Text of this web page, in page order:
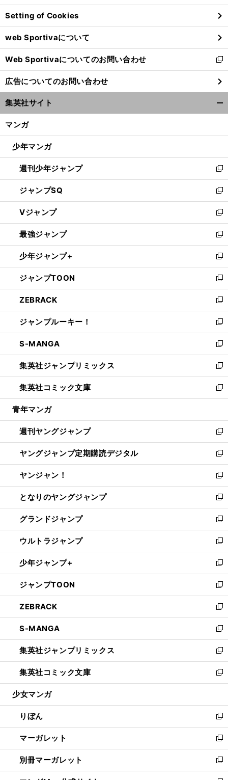
】 30 回 【
他
】
ン
ド
ウ
で
開
く
Setting of Cookies
web Sportivaについて
Web Sportivaについてのお問い合わせ
新
し
い
ウ
ィ
ン
ウ
開
く
広告についてのお問い合わせ
集英社サイト
マンガ
少年マンガ
週刊少年ジャンプ
新
し
い
ウ
ィ
ン
ド
ウ
で
開
く
ジャンプSQ
新
し
い
ウ
ィ
ン
ド
ウ
で
開
く
Vジャンプ
新
し
い
ウ
ィ
ン
ド
ウ
で
開
く
最強ジャンプ
新
し
い
ウ
ィ
ン
ド
ウ
で
開
く
少年ジャンプ+
新
し
い
ウ
ィ
ン
ド
ウ
で
開
く
ジャンプTOON
新
し
い
ウ
ィ
ン
ド
ウ
で
開
く
ZEBRACK
新
し
い
ウ
ィ
ン
ド
ウ
で
開
ジャンプルーキー！
新
し
い
ウ
ィ
ン
ド
ウ
開
く
S-MANGA
新
し
い
ウ
ィ
ン
ウ
で
開
く
集英社ジャンプリミックス
新
し
い
ウ
ン
ド
ウ
で
開
く
集英社コミック文庫
新
し
ウ
ィ
ン
ド
ウ
で
開
く
青年マンガ
週刊ヤングジャンプ
新
し
い
ウ
ィ
ン
ド
ウ
で
開
く
ヤングジャンプ定期購読デジタル
新
し
い
ウ
ィ
ン
ド
ウ
で
開
く
ヤンジャン！
新
し
い
ウ
ィ
ン
ド
ウ
で
開
く
となりのヤングジャンプ
新
し
い
ウ
ィ
ン
ド
ウ
で
開
く
グランドジャンプ
新
し
い
ウ
ィ
ン
ド
ウ
で
開
く
ウルトラジャンプ
新
し
い
ウ
ィ
ン
ド
ウ
で
開
く
少年ジャンプ+
新
し
い
ウ
ィ
ン
ド
ウ
で
開
く
ジャンプTOON
新
し
い
ウ
ィ
ン
ド
ウ
で
開
ZEBRACK
新
し
い
ウ
ィ
ン
ド
ウ
開
く
S-MANGA
新
し
い
ウ
ィ
ン
ウ
で
開
く
集英社ジャンプリミックス
新
し
い
ウ
ン
ド
ウ
で
開
く
集英社コミック文庫
新
し
ウ
ィ
ン
ド
ウ
で
開
少女マンガ
りぼん
新
し
い
ウ
ィ
ン
マーガレット
新
し
い
ウ
別冊マーガレット
新
し